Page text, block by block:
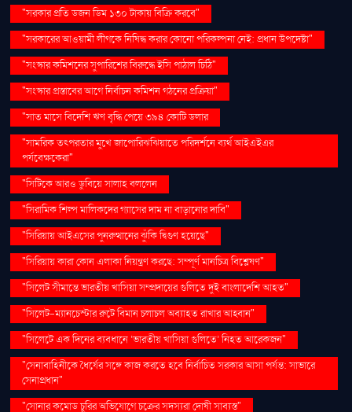
"সরকার প্রতি ডজন ডিম ১৩০ টাকায় বিক্রি করবে"
"সরকারের আওয়ামী লীগকে নিষিদ্ধ করার কোনো পরিকল্পনা নেই: প্রধান উপদেষ্টা"
"সংস্কার কমিশনের সুপারিশের বিরুদ্ধে ইসি পাঠাল চিঠি"
"সংস্কার প্রস্তাবের আগে নির্বাচন কমিশন গঠনের প্রক্রিয়া"
"সাত মাসে বিদেশি ঋণ বৃদ্ধি পেয়ে ৩৯৪ কোটি ডলার
"সামরিক তৎপরতার মুখে জাপোরিঝঝিয়াতে পরিদর্শনে ব্যর্থ আইএইএর
পর্যবেক্ষকেরা"
"সিটিকে আরও ডুবিয়ে সালাহ বললেন
"সিরামিক শিল্প মালিকদের গ্যাসের দাম না বাড়ানোর দাবি"
"সিরিয়ায় আইএসের পুনরুত্থানের ঝুঁকি দ্বিগুণ হয়েছে"
"সিরিয়ায় কারা কোন এলাকা নিয়ন্ত্রণ করছে: সম্পূর্ণ মানচিত্র বিশ্লেষণ"
"সিলেট সীমান্তে ভারতীয় খাসিয়া সম্প্রদায়ের গুলিতে দুই বাংলাদেশি আহত"
"সিলেট-ম্যানচেস্টার রুটে বিমান চলাচল অব্যাহত রাখার আহ্বান"
"সিলেটে এক দিনের ব্যবধানে ‘ভারতীয় খাসিয়া গু‌লিতে’ নিহত আরেকজন"
"সেনাবাহিনীকে ধৈর্যের সঙ্গে কাজ করতে হবে নির্বাচিত সরকার আসা পর্যন্ত: সাভারে
সেনাপ্রধান"
"সোনার কমোড চুরির অভিযোগে চক্রের সদস্যরা দোষী সাব্যস্ত"